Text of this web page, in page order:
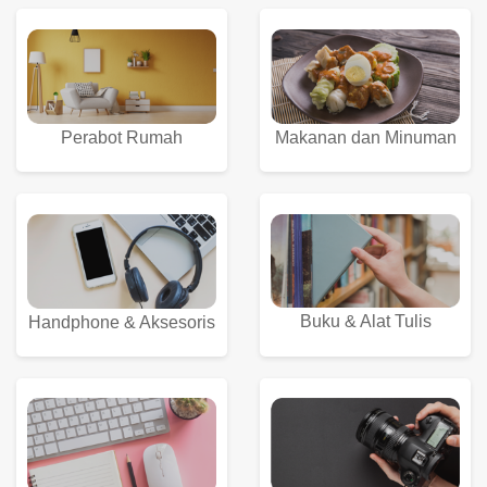
Perabot Rumah Makanan dan Minuman
Handphone & Aksesoris Buku & Alat Tulis